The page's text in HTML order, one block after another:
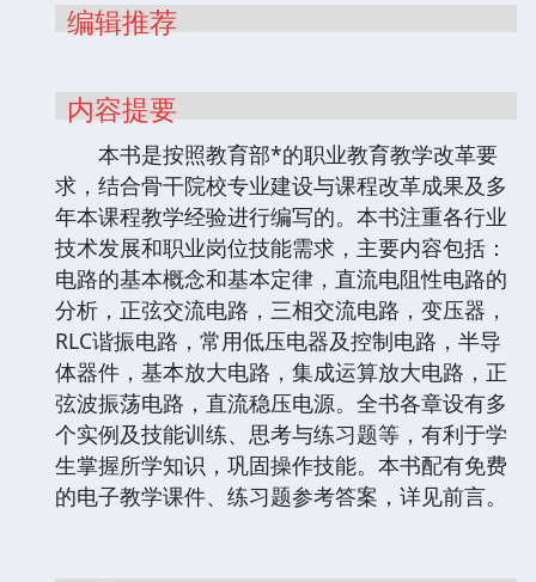
编辑推荐
内容提要
本书是按照教育部*的职业教育教学改革要
求，结合骨干院校专业建设与课程改革成果及多
年本课程教学经验进行编写的。本书注重各行业
技术发展和职业岗位技能需求，主要内容包括：
电路的基本概念和基本定律，直流电阻性电路的
分析，正弦交流电路，三相交流电路，变压器，
RLC谐振电路，常用低压电器及控制电路，半导
体器件，基本放大电路，集成运算放大电路，正
弦波振荡电路，直流稳压电源。全书各章设有多
个实例及技能训练、思考与练习题等，有利于学
生掌握所学知识，巩固操作技能。本书配有免费
的电子教学课件、练习题参考答案，详见前言。